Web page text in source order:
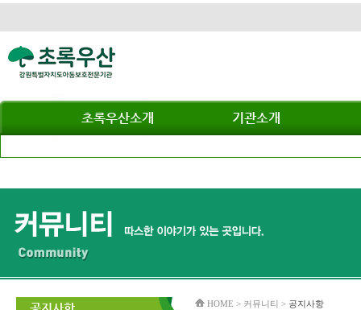
초록우산소개 기관소개
HOME > 커뮤니티 > 공지사항